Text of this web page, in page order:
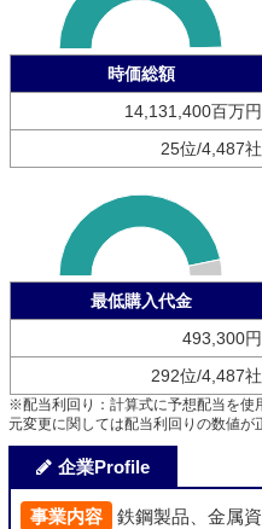
時価総額
14,131,400百万円
25位/4,487社
最低購入代金
493,300円
292位/4,487社
※配当利回り：計算式に予想配当を使
元変更に関しては配当利回りの数値が
企業Profile
事業内容
鉄鋼製品、金属